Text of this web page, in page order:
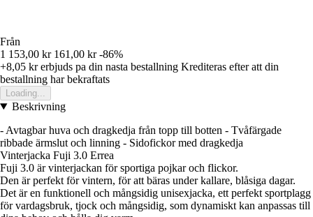
Från
1 153,00 kr 161,00 kr -86%
+8,05 krerbjuds pa din nasta bestallning Krediteras efter att din
bestallning har bekraftats
Loading...
Beskrivning
- Avtagbar huva och dragkedja från topp till botten - Tvåfärgade
ribbade ärmslut och linning - Sidofickor med dragkedja
Vinterjacka Fuji 3.0 Errea
Fuji 3.0 är vinterjackan för sportiga pojkar och flickor.
Den är perfekt för vintern, för att bäras under kallare, blåsiga dagar.
Det är en funktionell och mångsidig unisexjacka, ett perfekt sportplagg
för vardagsbruk, tjock och mångsidig, som dynamiskt kan anpassas till